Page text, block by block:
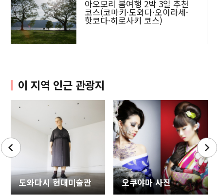
아오모리 봄여행 2박 3일 추천
코스(코마키·도와다·오이라세·
핫코다·히로사키 코스)
이 지역 인근 관광지
도와다시 현대미술관 오쿠야마 사진